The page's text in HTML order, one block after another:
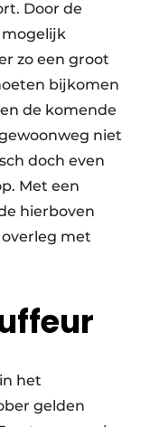
Door de
mogelijk
zo een groot
bijkomen
de komende
niet
doch even
Met een
hierboven
met
het
gelden